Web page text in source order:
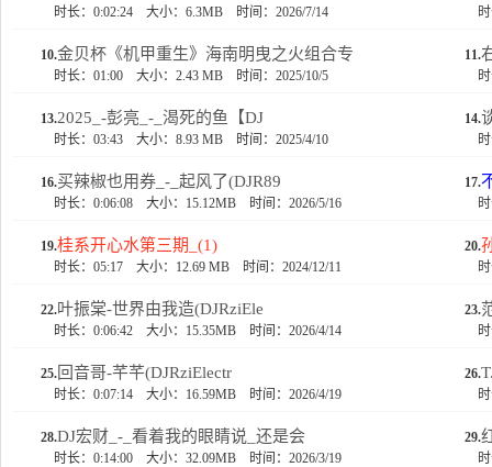
时长：0:02:24 大小：6.3MB 时间：2026/7/14
10.金贝杯《机甲重生》海南明曳之火组合专
时长：01:00 大小：2.43 MB 时间：2025/10/5
11.
13.2025_-彭亮_-_渴死的鱼【DJ
时长：03:43 大小：8.93 MB 时间：2025/4/10
14.
16.买辣椒也用券_-_起风了(DJR89
时长：0:06:08 大小：15.12MB 时间：2026/5/16
17.
19.桂系开心水第三期_(1)
时长：05:17 大小：12.69 MB 时间：2024/12/11
20.
22.叶振棠-世界由我造(DJRziEle
时长：0:06:42 大小：15.35MB 时间：2026/4/14
23.
25. 回音哥-芊芊(DJRziElectr
时长：0:07:14 大小：16.59MB 时间：2026/4/19
26.
28.DJ宏财_-_看着我的眼睛说_还是会
时长：0:14:00 大小：32.09MB 时间：2026/3/19
29.